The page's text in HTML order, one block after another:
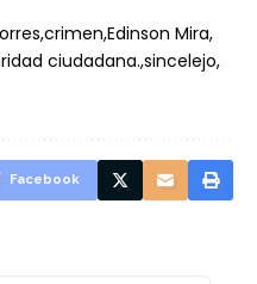
crimen Edinson Mira
ciudadana.sincelejo
Facebook